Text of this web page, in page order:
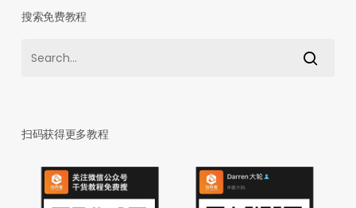
搜索免费教程
扫码获得更多教程